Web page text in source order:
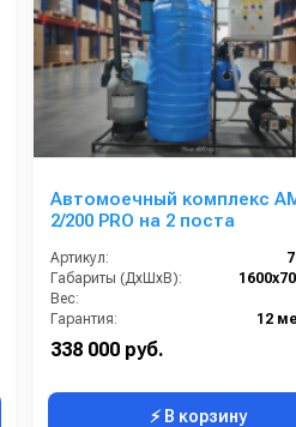
Автомоечный комплекс
2/200 PRO на 2 поста
Артикул:
Габариты (ДхШхВ):
Вес:
Гарантия:
12
338 000 руб.
⚡ В корзину